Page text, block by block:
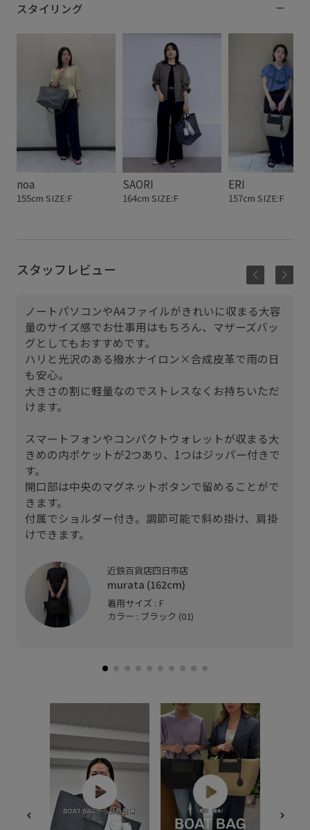
スタイリング
noa
155cm SIZE:F
SAORI
164cm SIZE:F
ERI
157cm SIZE:F
スタッフレビュー
ノートパソコンやA4ファイルがきれいに収まる大容
量のサイズ感でお仕事用はもちろん、マザーズバッ
グとしてもおすすめです。
ハリと光沢のある撥水ナイロン×合成皮革で雨の日
も安心。
大きさの割に軽量なのでストレスなくお持ちいただ
けます。
スマートフォンやコンパクトウォレットが収まる大
きめの内ポケットが2つあり、1つはジッパー付きで
す。
開口部は中央のマグネットボタンで留めることがで
きます。
付属でショルダー付き。調節可能で斜め掛け、肩掛
けできます。
近鉄百貨店四日市店
murata (162cm)
着用サイズ : F
カラー : ブラック (01)